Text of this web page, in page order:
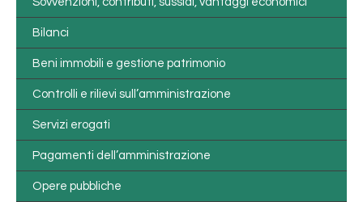
Bilanci
Beni immobili e gestione patrimonio
Controlli e rilievi sull’amministrazione
Servizi erogati
Pagamenti dell’amministrazione
Opere pubbliche